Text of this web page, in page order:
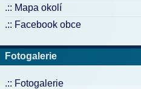
.:: Mapa okolí
.:: Facebook obce
Fotogalerie
.:: Fotogalerie